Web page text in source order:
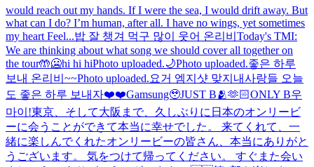
would reach out my hands. If I were the sea, I would drift away. But
what can I do? I’m human, after all. I have no wings, yet sometimes
my heart Feel...밥 잘 챙겨 먹구 많이 웃어 온리비 Today's TMI:
We are thinking about what song we should cover all together on
the tour🤲🥶hi hi hiPhoto uploaded.🌙Photo uploaded.좋은 하루
보내 온리비~~Photo uploaded.요거 엠지샷 맞지 내사랑들 오늘
도 좋은 하루 보내자❤️❤️Gamsung🥹JUST B🫂🫶🏻ONLY B우
마이!東京、そして大阪まで、久しぶりに日本のオンリービ
ーに会うことができて本当に幸せでした。 来てくれて、一
緒に楽しんでくれたオンリービーの皆さん、本当にありがと
うございます。 気をつけて帰ってください。 すぐまた会い